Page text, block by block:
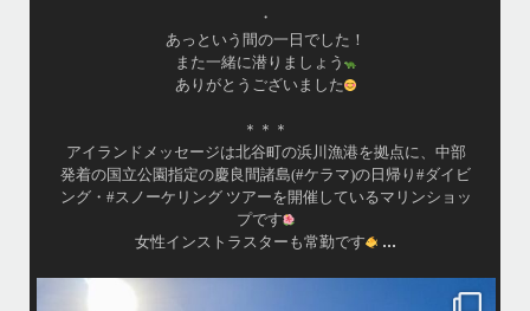
・
あっという間の一日でした！
また一緒に潜りましょう
ありがとうございました
＊＊＊
アイランドメッセージは北谷町の浜川漁港を拠点に、中部
発着の国立公園指定の慶良間諸島(#ケラマ)の日帰り#ダイビ
ング・#スノーケリング ツアーを開催しているマリンショッ
プです
女性インストラスターも常勤です
...